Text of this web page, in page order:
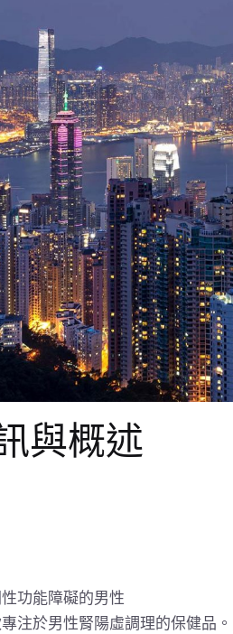
與概述
功能障礙的男性
注於男性腎陽虛調理的保健品